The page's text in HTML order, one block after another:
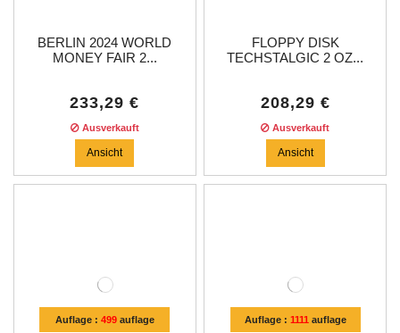
BERLIN 2024 WORLD
MONEY FAIR 2...
233,29 €
Ausverkauft
Ansicht
FLOPPY DISK
TECHSTALGIC 2 OZ...
208,29 €
Ausverkauft
Ansicht
Auflage : 499auflage Auflage : 1111 auflage